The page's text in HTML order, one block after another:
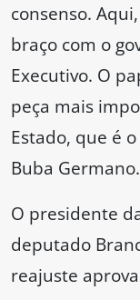
consenso.
braço com o
Executivo. O
peça mais
Estado, que é
Buba Germano.
O presidente
deputado
reajuste